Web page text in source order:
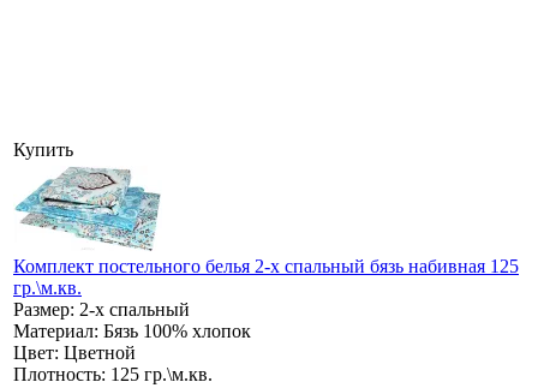
Купить
Комплект постельного белья 2-х спальный бязь набивная 125
гр.\м.кв.
Размер: 2-х спальный
Материал: Бязь 100% хлопок
Цвет: Цветной
Плотность: 125 гр.\м.кв.